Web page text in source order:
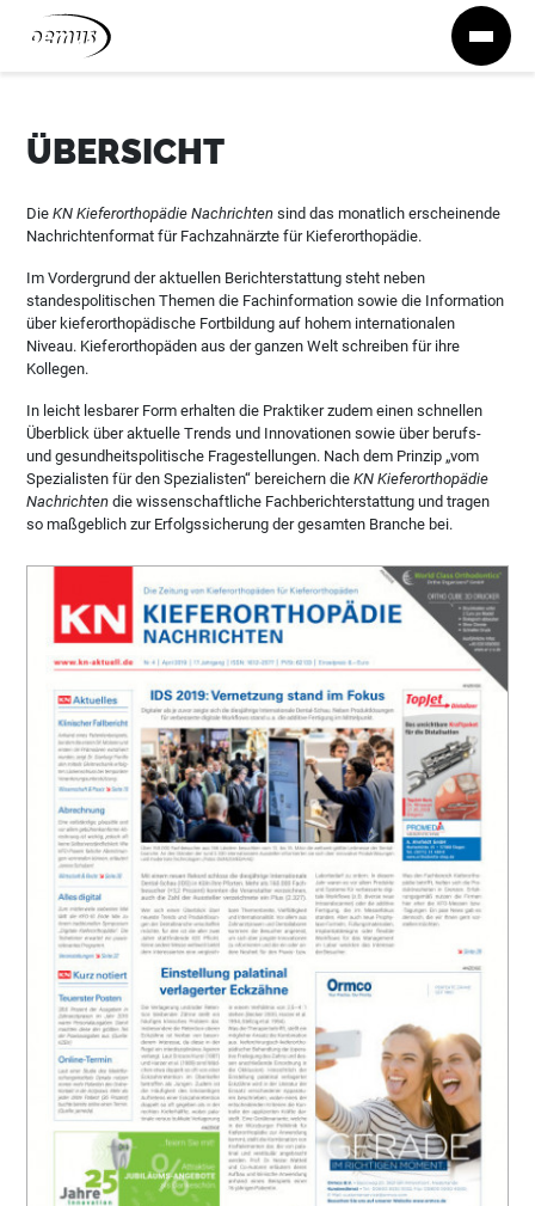
Zum Inhalt springen
ÜBERSICHT
DieKN Kieferorthopädie Nachrichten sind das monatlich erscheinende
Nachrichtenformat für Fachzahnärzte für Kieferorthopädie.
Im Vordergrund der aktuellen Berichterstattung steht neben
standespolitischen Themen die Fachinformation sowie die Information
über kieferorthopädische Fortbildung auf hohem internationalen
Niveau. Kieferorthopäden aus der ganzen Welt schreiben für ihre
Kollegen.
In leicht lesbarer Form erhalten die Praktiker zudem einen schnellen
Überblick über aktuelle Trends und Innovationen sowie über berufs-
und gesundheitspolitische Fragestellungen. Nach dem Prinzip „vom
Spezialisten für den Spezialisten“ bereichern dieKN Kieferorthopädie
Nachrichten die wissenschaftliche Fachberichterstattung und tragen
so maßgeblich zur Erfolgssicherung der gesamten Branche bei.